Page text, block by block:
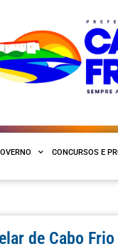
CONCURSOS E
de Cabo